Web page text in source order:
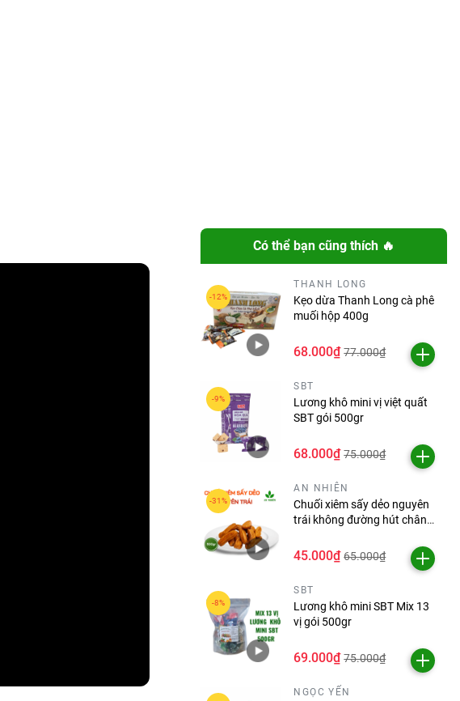
Có thể bạn cũng thích 🔥
THANH LONG
Kẹo dừa Thanh Long cà phê
muối hộp 400g
68.000₫ 77.000₫
SBT
Lương khô mini vị việt quất
SBT gói 500gr
68.000₫ 75.000₫
AN NHIÊN
Chuối xiêm sấy dẻo nguyên
trái không đường hút chân
45.000₫ 65.000₫
SBT
Lương khô mini SBT Mix 13
vị gói 500gr
69.000₫ 75.000₫
NGỌC YẾN